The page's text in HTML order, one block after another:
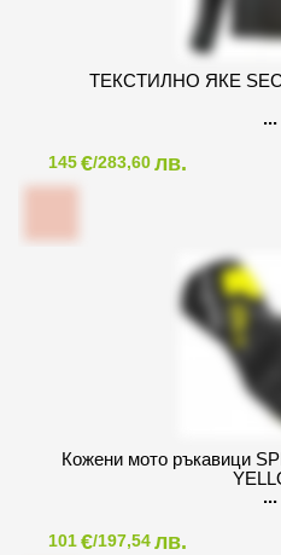
ТЕКСТИЛНО ЯКЕ
145€/283,60лв.
Кожени мото ръкавици
101€/197,54лв.